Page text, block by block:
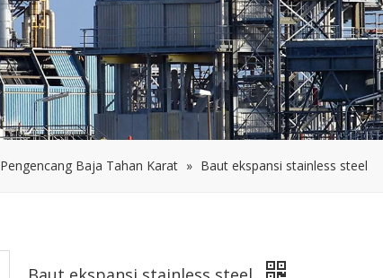
Pengencang Baja Tahan Karat » Baut ekspansi stainless steel